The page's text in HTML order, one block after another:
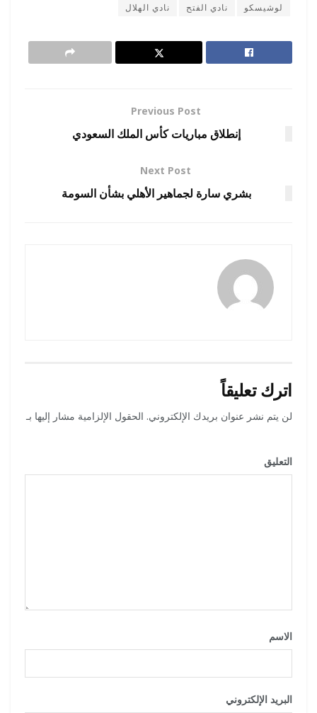
لوشيسكو
نادي الفتح نادي الهلال
Previous Post
إنطلاق مباريات كأس الملك السعودي
Next Post
بشري سارة لجماهير الأهلي بشأن السومة
اترك تعليقاً
لن يتم نشر عنوان بريدك الإلكتروني. الحقول الإلزامية مشار إليها بـ
التعليق
الاسم
البريد الإلكتروني